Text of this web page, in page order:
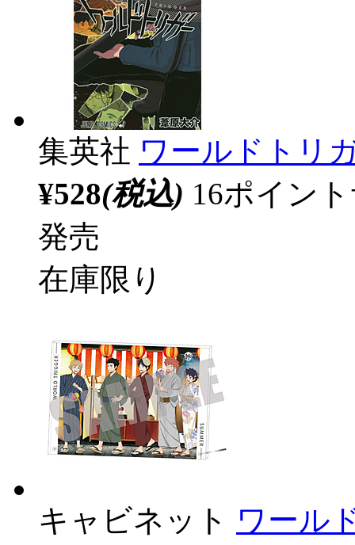
集英社 ワールドトリ
¥528(税込) 16ポイン
発売
在庫限り
キャビネット ワール